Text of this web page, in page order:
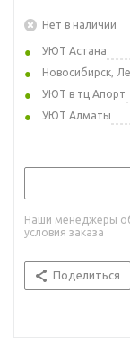
Нет в наличии
УЮТ Астана
Новосибирск,
УЮТ в тц Апорт
УЮТ Алматы
Наши менеджеры
условия заказа
Поделиться